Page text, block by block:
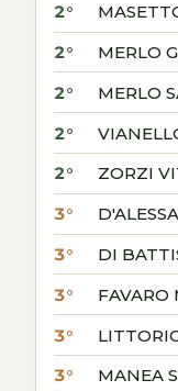
2°
2° MERLO
2° MERLO
2°
2° ZORZI
3°
3° DI
3° FAVARO
3°
3° MANEA